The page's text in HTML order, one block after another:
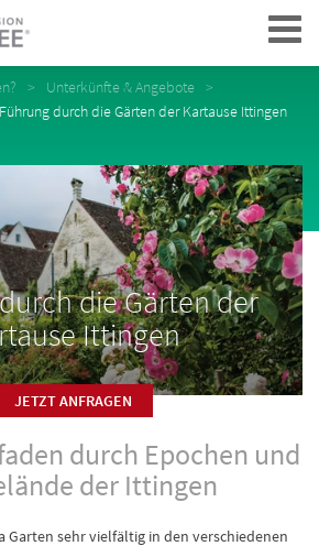
Navigation
Unterkünfte & Angebote
Führung durch die Gärten der Kartause Ittingen
die Gärten der
Ittingen
JETZT ANFRAGEN
durch Epochen und
der Ittingen
Garten sehr vielfältig in den verschiedenen